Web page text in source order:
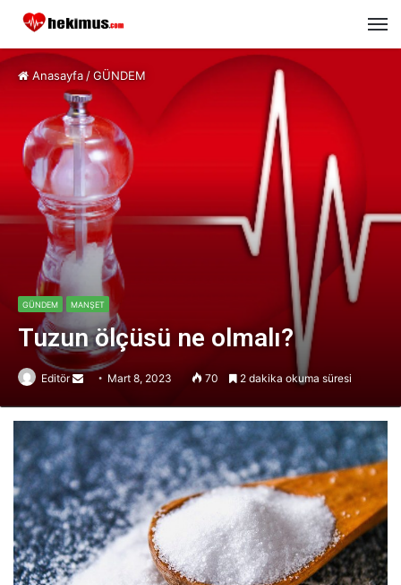
Anasayfa /GÜNDEM
GÜNDEM MANŞET
Tuzun ölçüsü ne olmalı?
Editör
Send
email
Mart 8, 2023 70 2 dakika okuma süresi